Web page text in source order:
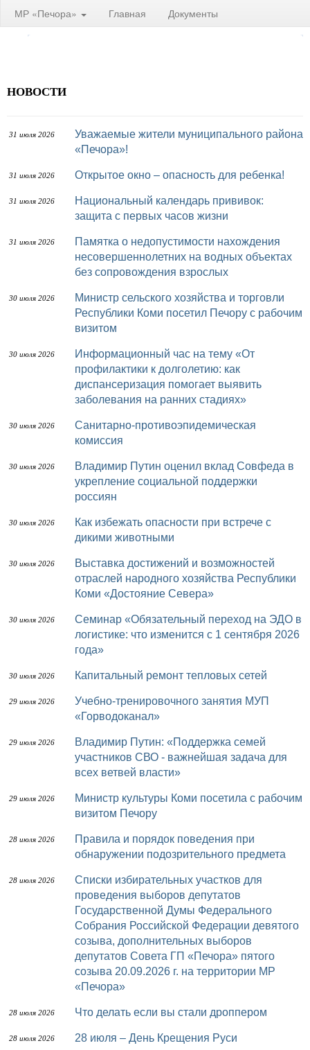
МР «Печора» Главная Документы
НОВОСТИ
31 июля 2026
Уважаемые жители муниципального района
«Печора»!
31 июля 2026 Открытое окно – опасность для ребенка!
31 июля 2026
Национальный календарь прививок:
защита с первых часов жизни
31 июля 2026
Памятка о недопустимости нахождения
несовершеннолетних на водных объектах
без сопровождения взрослых
30 июля 2026
Министр сельского хозяйства и торговли
Республики Коми посетил Печору с рабочим
визитом
30 июля 2026
Информационный час на тему «От
профилактики к долголетию: как
диспансеризация помогает выявить
заболевания на ранних стадиях»
30 июля 2026
Санитарно-противоэпидемическая
комиссия
30 июля 2026
Владимир Путин оценил вклад Совфеда в
укрепление социальной поддержки
россиян
30 июля 2026
Как избежать опасности при встрече с
дикими животными
30 июля 2026
Выставка достижений и возможностей
отраслей народного хозяйства Республики
Коми «Достояние Севера»
30 июля 2026
Семинар «Обязательный переход на ЭДО в
логистике: что изменится с 1 сентября 2026
года»
30 июля 2026 Капитальный ремонт тепловых сетей
29 июля 2026
Учебно-тренировочного занятия МУП
«Горводоканал»
29 июля 2026
Владимир Путин: «Поддержка семей
участников СВО - важнейшая задача для
всех ветвей власти»
29 июля 2026
Министр культуры Коми посетила с рабочим
визитом Печору
28 июля 2026
Правила и порядок поведения при
обнаружении подозрительного предмета
28 июля 2026
Списки избирательных участков для
проведения выборов депутатов
Государственной Думы Федерального
Собрания Российской Федерации девятого
созыва, дополнительных выборов
депутатов Совета ГП «Печора» пятого
созыва 20.09.2026 г. на территории МР
«Печора»
28 июля 2026 Что делать если вы стали дроппером
28 июля 2026 28 июля – День Крещения Руси